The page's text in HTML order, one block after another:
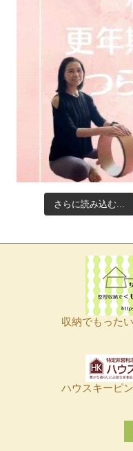
さらに読み込む...
収納でもった
ハウスキーピ